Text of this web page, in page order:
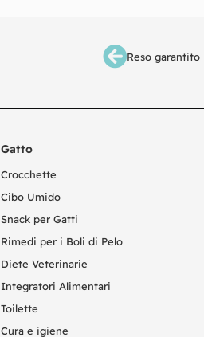
Reso garantito
Gatto
Crocchette
Cibo Umido
Snack per Gatti
Rimedi per i Boli di Pelo
Diete Veterinarie
Integratori Alimentari
Toilette
Cura e igiene